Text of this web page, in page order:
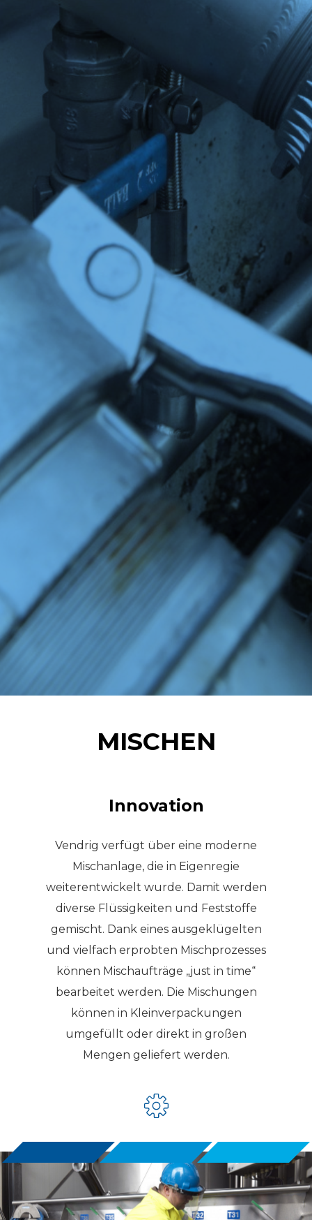
MISCHEN
Innovation
Vendrig verfügt über eine moderne
Mischanlage, die in Eigenregie
weiterentwickelt wurde. Damit werden
diverse Flüssigkeiten und Feststoffe
gemischt. Dank eines ausgeklügelten
und vielfach erprobten Mischprozesses
können Mischaufträge „just in time“
bearbeitet werden. Die Mischungen
können in Kleinverpackungen
umgefüllt oder direkt in großen
Mengen geliefert werden.